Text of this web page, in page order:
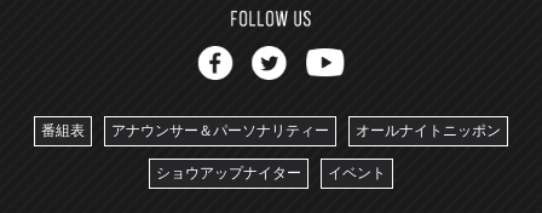
番組表 アナウンサー＆パーソナリティー オールナイトニッポン
ショウアップナイター イベント